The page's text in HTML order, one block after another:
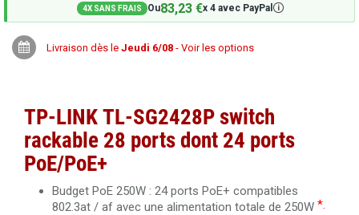
4X SANS FRAIS Ou83,23 €x 4 avec PayPal 🛈
Livraison dès le Jeudi 6/08 - Voir les options
TP-LINK TL-SG2428P switch
rackable 28 ports dont 24 ports
PoE/PoE+
Budget PoE 250W : 24 ports PoE+ compatibles
802.3at / af avec une alimentation totale de 250W *.